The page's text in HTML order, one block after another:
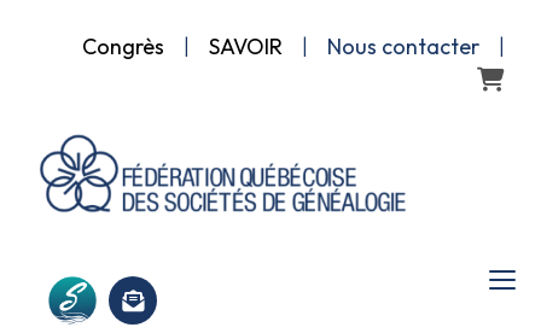
Congrès | SAVOIR | Nous contacter |
Panier